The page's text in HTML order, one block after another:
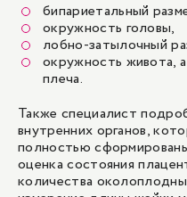
бипариетальный
окружность головы,
лобно-затылочный
окружность живота,
плеча.
Также специалист
внутренних органов,
полностью
оценка состояния
количества